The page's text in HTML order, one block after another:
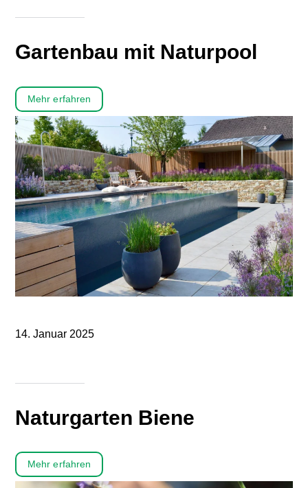
Gartenbau mit Naturpool
Mehr erfahren
14. Januar 2025
Naturgarten Biene
Mehr erfahren